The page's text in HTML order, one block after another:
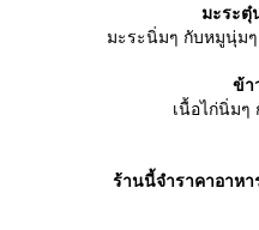
มะระตุ๋
มะระนิ่มๆ กับหมูนุ่ม
ข้า
เนื้อไก่นิ่มๆ
ร้านนี้จำราคาอาหา